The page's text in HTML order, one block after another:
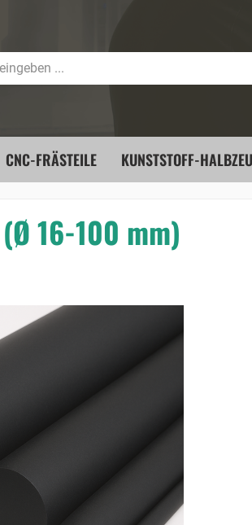
CNC-FRÄSTEILE KUNSTSTOFF-
16-100 mm)